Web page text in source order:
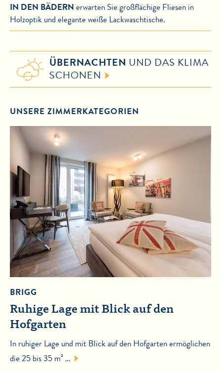
IN DEN BÄDERN erwarten Sie großflächige Fliesen in
Holzoptik und elegante weiße Lackwaschtische.
ÜBERNACHTEN UND DAS KLIMA
SCHONEN
UNSERE ZIMMERKATEGORIEN
BRIGG
Ruhige Lage mit Blick auf den
Hofgarten
In ruhiger Lage und mit Blick auf den Hofgarten ermöglichen
die 25 bis 35 m² …